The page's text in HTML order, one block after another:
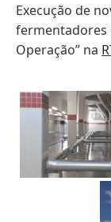
Execução de
fermentadores
Operação” na